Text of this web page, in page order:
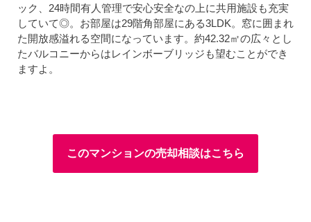
ック、24時間有人管理で安心安全なの上に共用施設も充実
していて◎。お部屋は29階角部屋にある3LDK。窓に囲まれ
た開放感溢れる空間になっています。約42.32㎡の広々とし
たバルコニーからはレインボーブリッジも望むことができ
ますよ。
このマンションの売却相談はこちら